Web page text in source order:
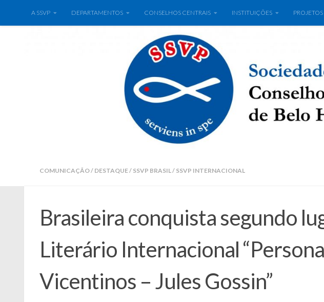
A SSVP DEPARTAMENTOS CONSELHOS CENTRAIS INSTITUIÇÕES PROJETOS
COMUNICAÇÃO/ DESTAQUE/ SSVP BRASIL/ SSVP INTERNACIONAL
Brasileira conquista segundo
Literário Internacional
Vicentinos – Jules Gossin”